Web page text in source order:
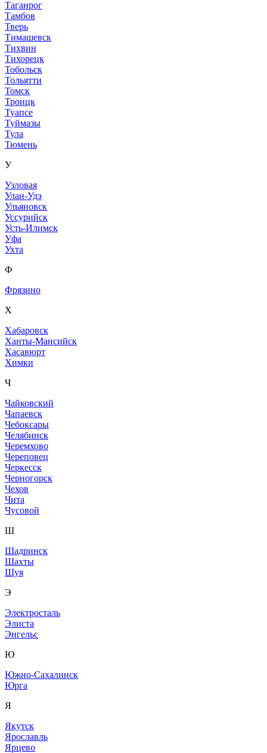
Таганрог
Тамбов
Тверь
Тимашевск
Тихвин
Тихорецк
Тобольск
Тольятти
Томск
Троицк
Туапсе
Туймазы
Тула
Тюмень
У
Узловая
Улан-Удэ
Ульяновск
Уссурийск
Усть-Илимск
Уфа
Ухта
Ф
Фрязино
Х
Хабаровск
Ханты-Мансийск
Хасавюрт
Химки
Ч
Чайковский
Чапаевск
Чебоксары
Челябинск
Черемхово
Череповец
Черкесск
Черногорск
Чехов
Чита
Чусовой
Ш
Шадринск
Шахты
Шуя
Э
Электросталь
Элиста
Энгельс
Ю
Южно-Сахалинск
Юрга
Я
Якутск
Ярославль
Ярцево